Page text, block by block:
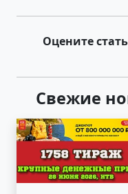
Оцените
Свежие